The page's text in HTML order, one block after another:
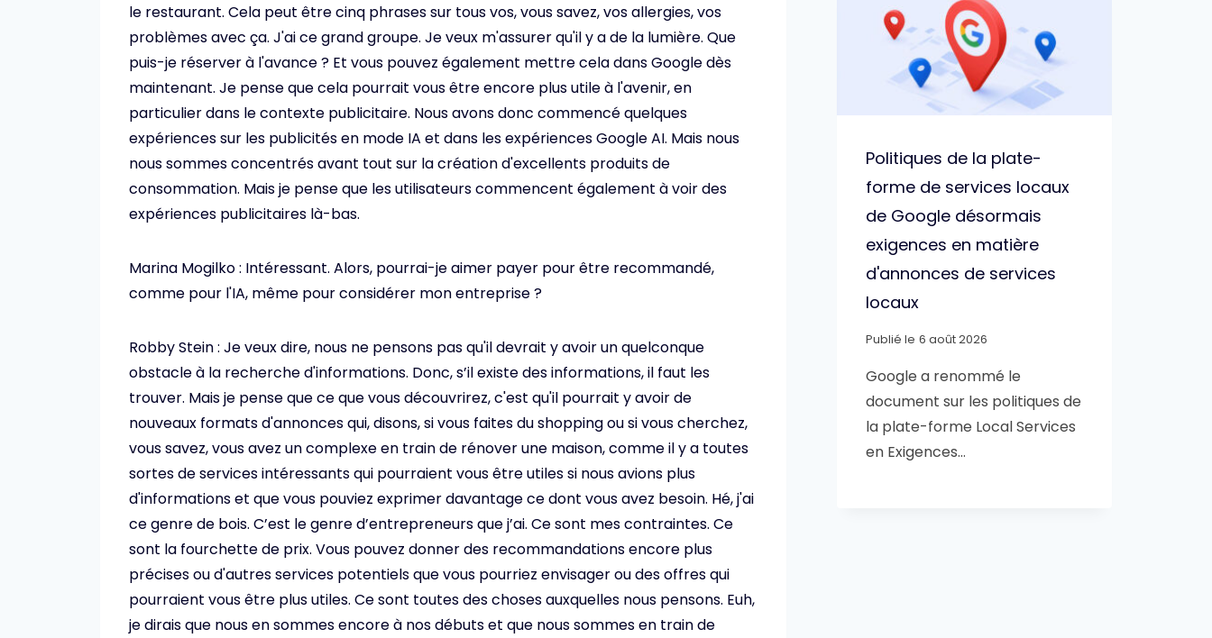
le restaurant. Cela peut être cinq phrases sur tous vos, vous savez, vos allergies, vos
problèmes avec ça. J'ai ce grand groupe. Je veux m'assurer qu'il y a de la lumière. Que
puis-je réserver à l'avance ? Et vous pouvez également mettre cela dans Google dès
maintenant. Je pense que cela pourrait vous être encore plus utile à l'avenir, en
particulier dans le contexte publicitaire. Nous avons donc commencé quelques
expériences sur les publicités en mode IA et dans les expériences Google AI. Mais nous
nous sommes concentrés avant tout sur la création d'excellents produits de
consommation. Mais je pense que les utilisateurs commencent également à voir des
expériences publicitaires là-bas.
Marina Mogilko : Intéressant. Alors, pourrai-je aimer payer pour être recommandé,
comme pour l'IA, même pour considérer mon entreprise ?
Robby Stein : Je veux dire, nous ne pensons pas qu'il devrait y avoir un quelconque
obstacle à la recherche d'informations. Donc, s’il existe des informations, il faut les
trouver. Mais je pense que ce que vous découvrirez, c'est qu'il pourrait y avoir de
nouveaux formats d'annonces qui, disons, si vous faites du shopping ou si vous cherchez,
vous savez, vous avez un complexe en train de rénover une maison, comme il y a toutes
sortes de services intéressants qui pourraient vous être utiles si nous avions plus
d'informations et que vous pouviez exprimer davantage ce dont vous avez besoin. Hé, j'ai
ce genre de bois. C’est le genre d’entrepreneurs que j’ai. Ce sont mes contraintes. Ce
sont la fourchette de prix. Vous pouvez donner des recommandations encore plus
précises ou d'autres services potentiels que vous pourriez envisager ou des offres qui
pourraient vous être plus utiles. Ce sont toutes des choses auxquelles nous pensons. Euh,
je dirais que nous en sommes encore à nos débuts et que nous sommes en train de
Politiques de la plate-
forme de services locaux
de Google désormais
exigences en matière
d'annonces de services
locaux
Publié le 6 août 2026
Google a renommé le
document sur les politiques de
la plate-forme Local Services
en Exigences…